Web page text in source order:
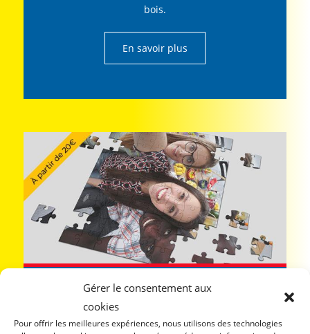
Gérer le consentement aux
cookies
Pour offrir les meilleures expériences, nous utilisons des technologies
bois.
En savoir plus
Impressions puzzles